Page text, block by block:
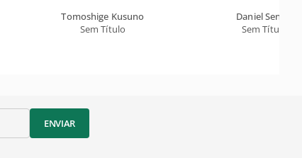
Tomoshige Kusuno
Sem Título
Daniel Senise
Sem Título
ENVIAR